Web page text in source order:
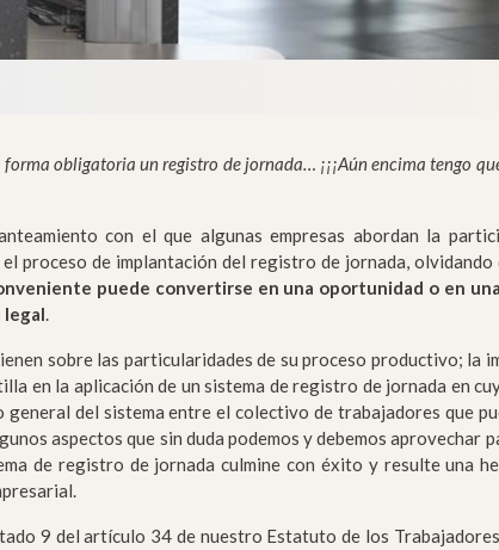
obligatoria un registro de jornada… ¡¡¡Aún encima tengo
con el que algunas empresas abordan la
proceso de implantación del registro de jornada, olvidando
puede convertirse en una oportunidad o en
legal.
sobre las particularidades de su proceso productivo; la
en la aplicación de un sistema de registro de jornada en
del sistema entre el colectivo de trabajadores que
aspectos que sin duda podemos y debemos aprovechar
de registro de jornada culmine con éxito y resulte una
9 del artículo 34 de nuestro Estatuto de los